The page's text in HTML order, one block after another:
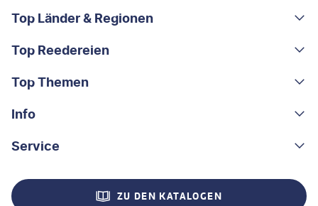
Footer navigation
Top Länder & Regionen
Portugal
Albanien
Griechenland
Madeira
Top Reedereien
AIDA
MSC Cruises
Costa Kreuzfahrten
Mein Schiff®
Top Themen
Rundreisen
Kleingruppen-Rundreisen
Flusskreuzfahrten
Info
Über uns
Nachhaltigkeit
Service
Kontakt
ZU DEN KATALOGEN